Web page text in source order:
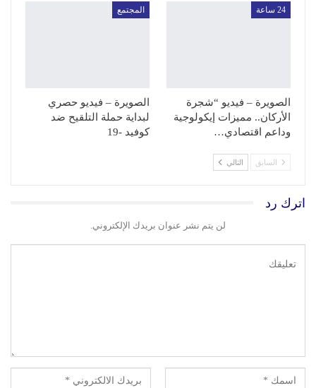
24 ساعة
الصويرة – فيديو “شجرة
الأركان.. مميزات إيكولوجية
وداعم اقتصادي…
المجتمع
الصويرة – فيديو حصري
لبداية حملة التلقيح ضد
كوفيد -19
السابق التالي
اترك رد
لن يتم نشر عنوان بريدك الإلكتروني.